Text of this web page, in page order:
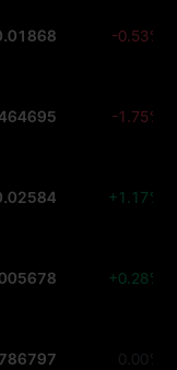
-0.53%
-1.75%
+1.17%
+0.28%
0.00%